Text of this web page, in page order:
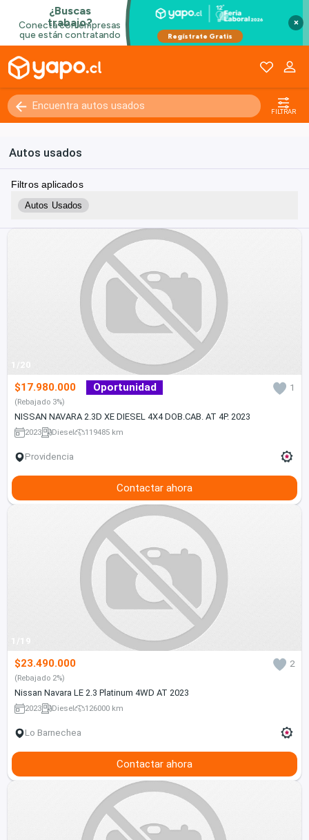
×
FILTRAR
Autos usados
Filtros aplicados
Autos Usados
1/20
$17.980.000 Oportunidad 1
(Rebajado 3%)
NISSAN NAVARA 2.3D XE DIESEL 4X4 DOB.CAB. AT 4P. 2023
2023 Diesel 119485 km
Providencia
Contactar ahora
1/19
$23.490.000 2
(Rebajado 2%)
Nissan Navara LE 2.3 Platinum 4WD AT 2023
2023 Diesel 126000 km
Lo Barnechea
Contactar ahora